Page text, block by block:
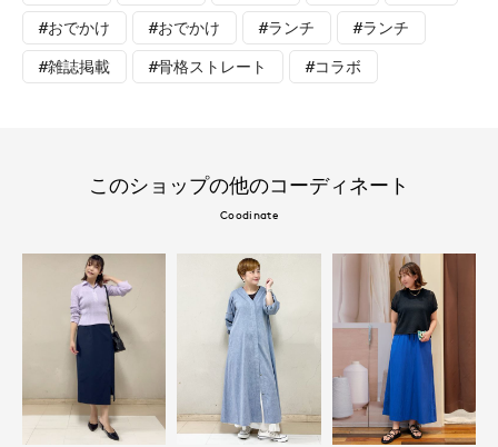
#おでかけ #おでかけ #ランチ #ランチ
#雑誌掲載 #骨格ストレート #コラボ
このショップの他のコーディネート
Coodinate